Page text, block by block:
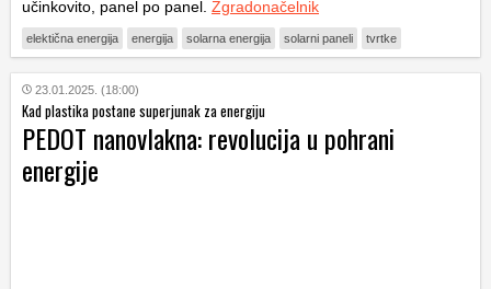
učinkovito, panel po panel. Zgradonačelnik
elektična energija energija solarna energija solarni paneli tvrtke
23.01.2025. (18:00)
Kad plastika postane superjunak za energiju
PEDOT nanovlakna: revolucija u pohrani
energije